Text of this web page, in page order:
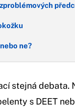
ne?
stejná debata.
s DEET